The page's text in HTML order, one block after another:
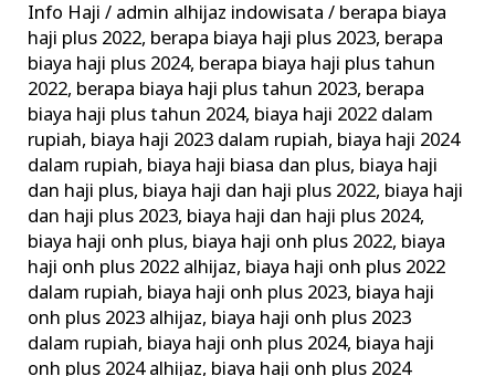
Info Haji / admin alhijaz indowisata/ berapa biaya
haji plus 2022, berapa biaya haji plus 2023, berapa
biaya haji plus 2024, berapa biaya haji plus tahun
2022, berapa biaya haji plus tahun 2023, berapa
biaya haji plus tahun 2024, biaya haji 2022 dalam
rupiah, biaya haji 2023 dalam rupiah, biaya haji 2024
dalam rupiah, biaya haji biasa dan plus, biaya haji
dan haji plus, biaya haji dan haji plus 2022, biaya haji
dan haji plus 2023, biaya haji dan haji plus 2024,
biaya haji onh plus, biaya haji onh plus 2022, biaya
haji onh plus 2022 alhijaz, biaya haji onh plus 2022
dalam rupiah, biaya haji onh plus 2023, biaya haji
onh plus 2023 alhijaz, biaya haji onh plus 2023
dalam rupiah, biaya haji onh plus 2024, biaya haji
onh plus 2024 alhijaz, biaya haji onh plus 2024